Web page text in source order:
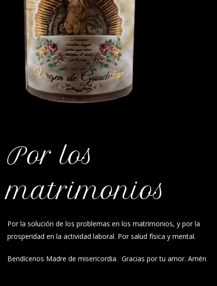
Por los
matrimonios
Por la solución de los problemas en los matrimonios, y por la
prosperidad en la actividad laboral. Por salud física y mental.
Bendícenos Madre de misericordia. Gracias por tu amor. Amén